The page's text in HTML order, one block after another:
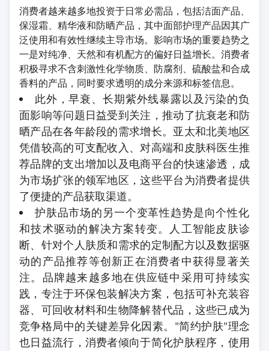
消费者越来越多地投资于日常必需品，包括洁面产品、
保湿霜、精华液和防晒产品，其中面部护理产品因其广
泛使用和有效性继续主导市场。影响市场的重要趋势之
一是对纯净、天然和有机配方的偏好日益增长。消费者
积极寻求不含刺激性化学物质、防腐剂、硫酸盐和合成
香料的产品，同时要求透明的成分来源和标签信息。
此外，早衰、长期紫外线暴露以及污染的负
面影响等问题日益受到关注，推动了抗衰老和防
晒产品在各年龄段的需求增长。亚太和北美地区
凭借较高的可支配收入、对高端和皮肤科医生推
荐品牌的支出增加以及电商平台的快速渗透，成
为市场扩张的领军地区，这些平台为消费者提供
了便捷的产品获取渠道。
护肤品市场的另一个变革性趋势是向个性化
和技术驱动的解决方案转变。人工智能皮肤诊
断、针对个人肤质和需求的定制配方以及数据驱
动的产品推荐等创新正在消费者中获得显著关
注。品牌越来越多地在供应链中采用可持续实
践，专注于环保包装解决方案，包括可补充装容
器、可回收材料和生物降解替代品，这些已成为
竞争格局中的关键差异化因素。"简约护肤"理念
也日益流行，消费者倾向于简化护肤程序，使用